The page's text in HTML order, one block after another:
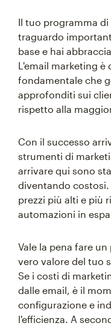
Il tuo programma
traguardo
base e hai
L'email marketing
fondamentale che
approfonditi sui
rispetto alla
Con il successo
strumenti di
arrivare qui sono
diventando
prezzi più alti e più
automazioni in
Vale la pena fare
vero valore del tuo
Se i costi di
dalle email, è il
configurazione e
l'efficienza. A